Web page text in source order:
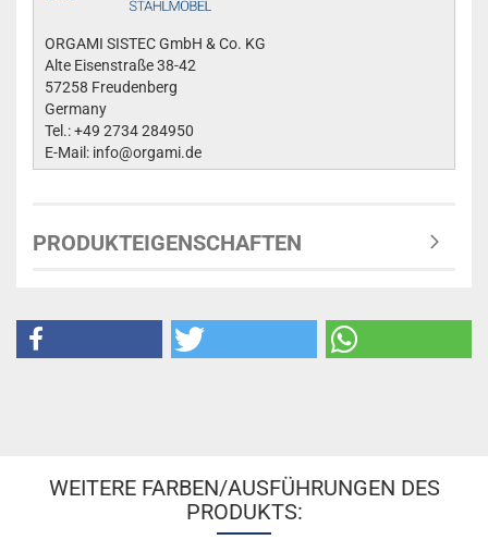
ORGAMI SISTEC GmbH & Co. KG
Alte Eisenstraße 38-42
57258 Freudenberg
Germany
Tel.: +49 2734 284950
E-Mail: info@orgami.de
PRODUKTEIGENSCHAFTEN
WEITERE FARBEN/AUSFÜHRUNGEN DES
PRODUKTS: